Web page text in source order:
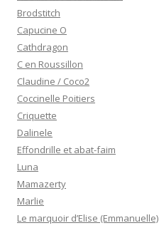
Brodstitch
Capucine O
Cathdragon
C en Roussillon
Claudine / Coco2
Coccinelle Poitiers
Criquette
Dalinele
Effondrille et abat-faim
Luna
Mamazerty
Marlie
Le marquoir d’Elise (Emmanuelle)